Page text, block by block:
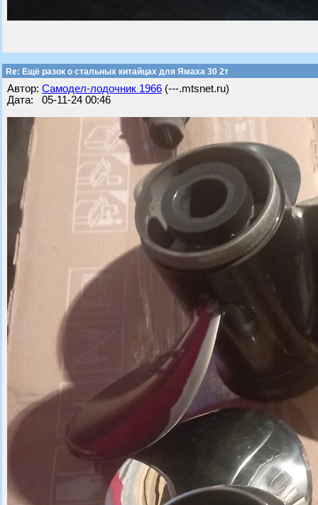
Re: Ещё разок о стальных китайцах для Ямаха 30 2т
Автор: Самодел-лодочник 1966 (---.mtsnet.ru)
Дата: 05-11-24 00:46